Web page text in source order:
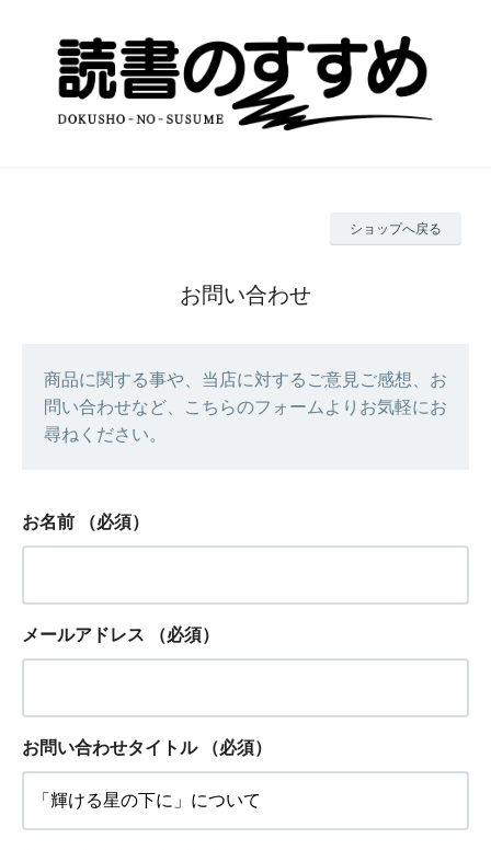
ショップへ戻る
お問い合わせ
商品に関する事や、当店に対するご意見ご感想、お
問い合わせなど、こちらのフォームよりお気軽にお
尋ねください。
お名前 （必須）
メールアドレス （必須）
お問い合わせタイトル （必須）